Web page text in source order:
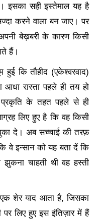
इसका सही इस्तेमाल यह है
करने वाला बन जाए। पर
बेख़बरी के कारण किसी
हैं।
कि तौहीद (एकेश्वरवाद)
रास्ता पहले ही तय हो
प्रकृति के तहत पहले से ही
लिए हुए है कि वह किसी
दे। अब सच्चाई की तरफ़
वे इन्सान को यह बता दें कि
चाहती थी वह हस्ती
शेर याद आता है,जिसका
पर लिए हुए इस इंतिज़ार में हैं